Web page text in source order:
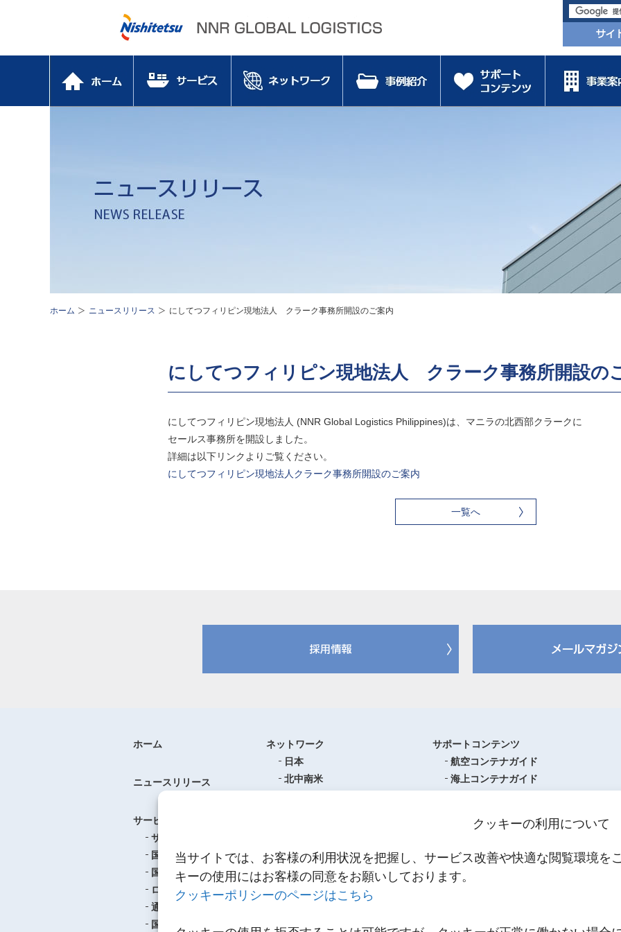
クッキーの利用について
当サイトでは、お客様の利用状況を把握し、サービス改善や快適な閲覧環境を
キーの使用にはお客様の同意をお願いしております。
クッキーポリシーのページはこちら
ホーム ニュースリリース にしてつフィリピン現地法人 クラーク事務所開設のご案内
にしてつフィリピン現地法人 クラーク事務所開設の
にしてつフィリピン現地法人 (NNR Global Logistics Philippines)は、マニラの北西部クラークに
セールス事務所を開設しました。
詳細は以下リンクよりご覧ください。
にしてつフィリピン現地法人クラーク事務所開設のご案内
一覧へ
ホーム
ニュースリリース
サービス
サービスのご案内
国際航空貨物輸送
国際海上貨物輸送
ロジスティクス
通関
国内輸送・梱包
ネットワーク
日本
北中南米
ロジスティクスセンター一覧
事例紹介
サポートコンテンツ
航空コンテナガイド
海上コンテナガイド
物流関係用語集（一覧・詳細）
インコタームズ
約款・掲示事項